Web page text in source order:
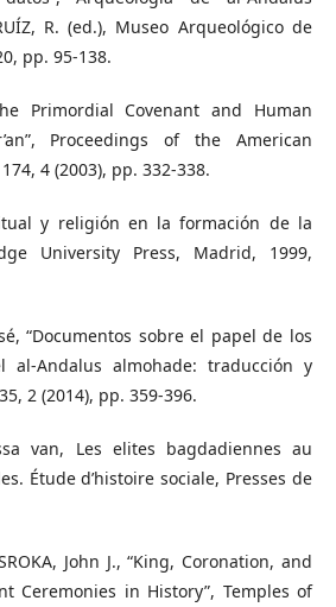
R. (ed.), Museo Arqueológico de
pp. 95-138.
Primordial Covenant and Human
Proceedings of the American
4 (2003), pp. 332-338.
y religión en la formación de la
University Press, Madrid, 1999,
“Documentos sobre el papel de los
al-Andalus almohade: traducción y
2 (2014), pp. 359-396.
van, Les elites bagdadiennes au
Étude d’histoire sociale, Presses de
John J., “King, Coronation, and
Ceremonies in History”, Temples of